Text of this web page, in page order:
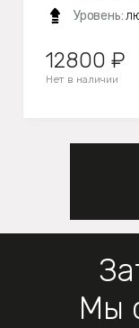
Уровень:
12800 ₽
Нет в наличии
Мы